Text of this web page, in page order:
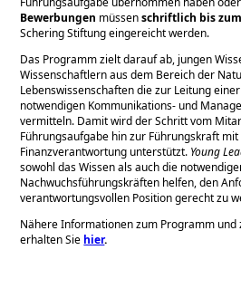
Bewerbungen müssenschriftlich bis zum
Schering Stiftung eingereicht werden.
Das Programm zielt darauf ab, jungen
Wissenschaftlern aus dem Bereich der
Lebenswissenschaften die zur Leitung
notwendigen Kommunikations- und
vermitteln. Damit wird der Schritt vom
Führungsaufgabe hin zur Führungskraft
Finanzverantwortung unterstützt. Young
sowohl das Wissen als auch die
Nachwuchsführungskräften helfen, den
verantwortungsvollen Position gerecht zu
Nähere Informationen zum Programm
erhalten Sie hier.